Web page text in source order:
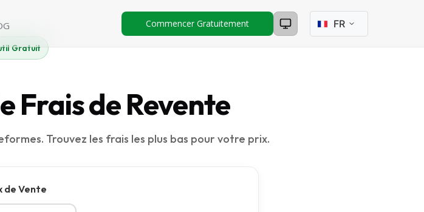
Commencer Gratuitement Sélectionner la
Gratuit
Frais de Revente
Trouvez les frais les plus bas pour votre prix.
de Vente